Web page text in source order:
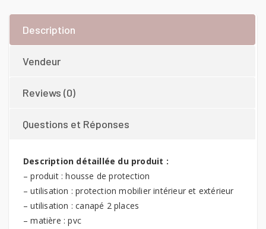
Description
Vendeur
Reviews (0)
Questions et Réponses
Description détaillée du produit :
– produit : housse de protection
– utilisation : protection mobilier intérieur et extérieur
– utilisation : canapé 2 places
– matière : pvc